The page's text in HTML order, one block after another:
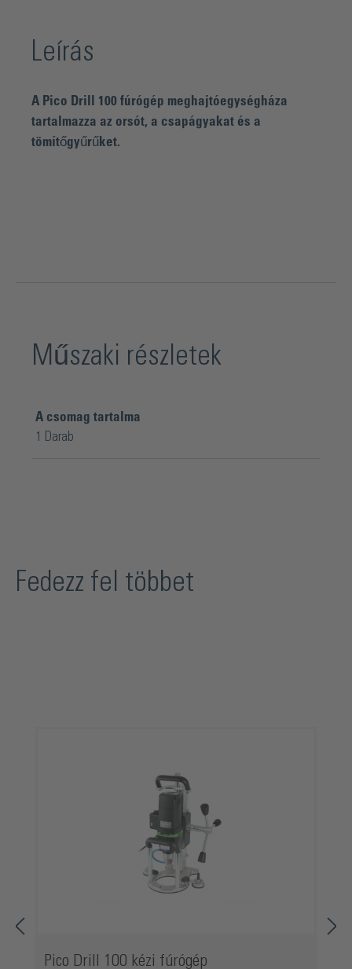
Leírás
A Pico Drill 100 fúrógép meghajtóegységháza
tartalmazza az orsót, a csapágyakat és a
tömítőgyűrűket.
Műszaki részletek
A csomag tartalma
1 Darab
Fedezz fel többet
Pico Drill 100 kézi fúrógép